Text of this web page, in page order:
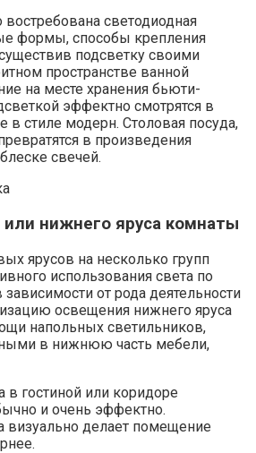
светодиодная
формы, способы крепления
подсветку своими
пространстве ванной
на месте хранения бьюти-
эффектно смотрятся в
в стиле модерн. Столовая посуда,
в произведения
свечей.
нижнего яруса комнаты
ярусов на несколько групп
использования света по
от рода деятельности
освещения нижнего яруса
напольных светильников,
в нижнюю часть мебели,
в гостиной или коридоре
и очень эффектно.
визуально делает помещение